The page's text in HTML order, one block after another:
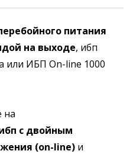
питания
на выходе, ибп
или ИБП On-line 1000
на
с двойным
(on-line) и